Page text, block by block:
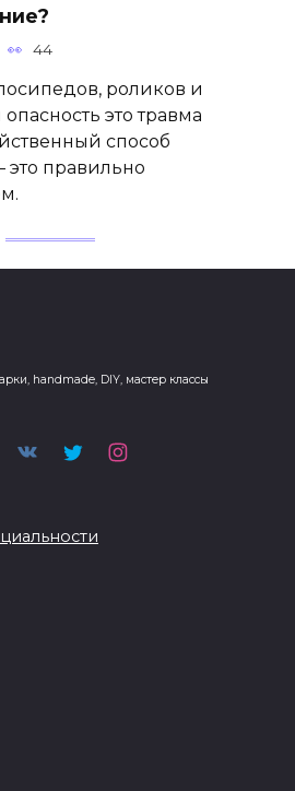
44
роликов и
это травма
способ
это правильно
handmade, DIY, мастер классы